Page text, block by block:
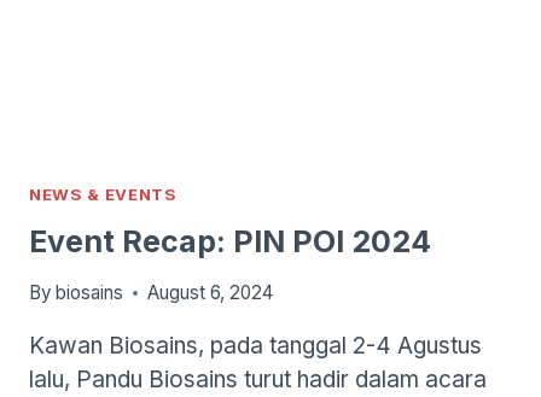
NEWS & EVENTS
Event Recap: PIN POI 2024
By biosains August 6, 2024
Kawan Biosains, pada tanggal 2-4 Agustus
lalu, Pandu Biosains turut hadir dalam acara